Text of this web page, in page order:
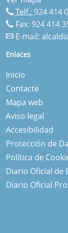
Telf.: 924 414
Fax: 924 414
E-mail:
Enlaces
Inicio
Contacte
Mapa web
Aviso legal
Accesibilidad
Protección de
Política de
Diario Oficial de
Diario Oficial